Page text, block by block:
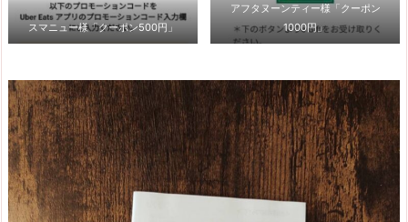
スマニュー様「クーポン500円」
アフタヌーンティー様「クーポン
1000円」